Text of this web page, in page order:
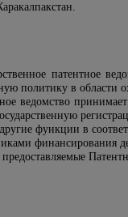
патентное
политику в области
ведомство
функции в
финансирования